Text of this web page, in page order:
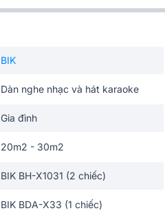
BIK
Dàn nghe nhạc và hát karaoke
Gia đình
20m2 - 30m2
BIK BH-X1031 (2 chiếc)
BIK BDA-X33 (1 chiếc)